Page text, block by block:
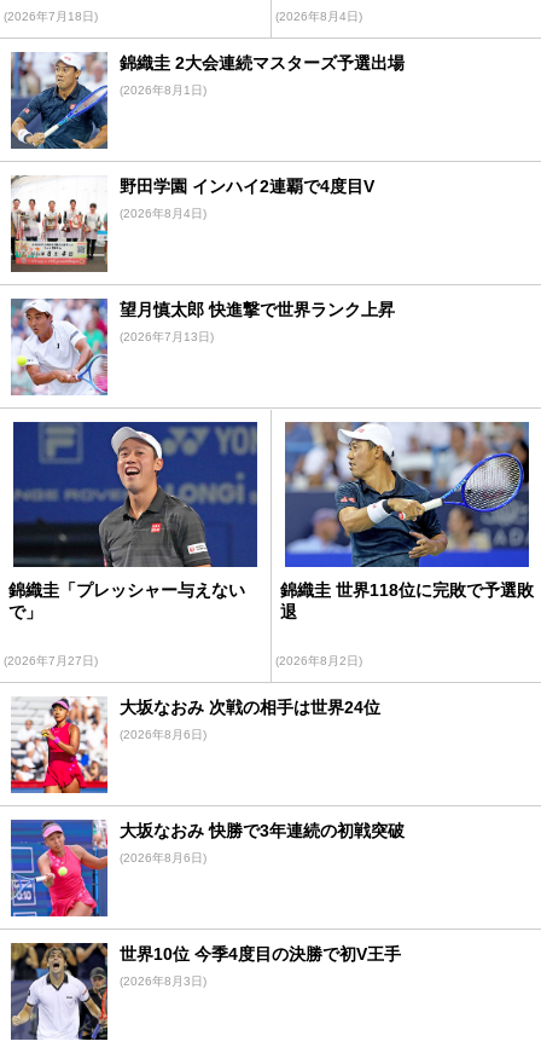
(2026年7月18日) (2026年8月4日)
錦織圭 2大会連続マスターズ予選出場
(2026年8月1日)
野田学園 インハイ2連覇で4度目V
(2026年8月4日)
望月慎太郎 快進撃で世界ランク上昇
(2026年7月13日)
錦織圭「プレッシャー与えない
で」
(2026年7月27日)
錦織圭 世界118位に完敗で予選敗
退
(2026年8月2日)
大坂なおみ 次戦の相手は世界24位
(2026年8月6日)
大坂なおみ 快勝で3年連続の初戦突破
(2026年8月6日)
世界10位 今季4度目の決勝で初V王手
(2026年8月3日)